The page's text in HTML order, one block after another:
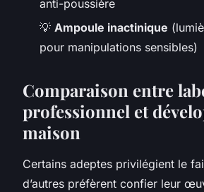
anti-poussière
💡 Ampoule inactinique
pour manipulations sensibles)
Comparaison entre
professionnel et
maison
Certains adeptes privilégient le
d’autres préfèrent confier leur